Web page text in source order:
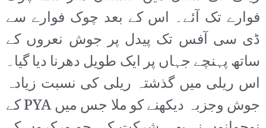
فوارے تک آئے۔ اس کے بعد چوک فوارے سے
ڈی سی آفس تک پیدل پر جوش نعروں کے
ساتھ پہنچے جہاں پر ایک طویل دھرنا دیا گیا۔
اس ریلی میں گذشتہ ریلی کی نسبت زیادہ
جوش وجزبہ دیکھنے کو ملا جس میں PYA کے